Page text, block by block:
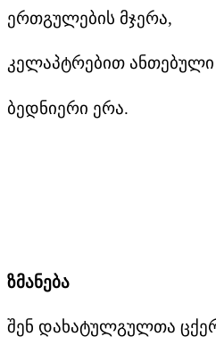
ერთგულების მჯერა,
კელაპტრებით ანთებული
ბედნიერი ერა.
ზმანება
შენ დახატულგულთა